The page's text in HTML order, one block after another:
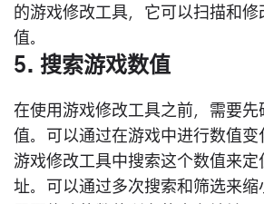
的游戏修改工具，它可以扫描和
值。
5. 搜索游戏数值
在使用游戏修改工具之前，需要先
值。可以通过在游戏中进行数值变
游戏修改工具中搜索这个数值来
址。可以通过多次搜索和筛选来缩